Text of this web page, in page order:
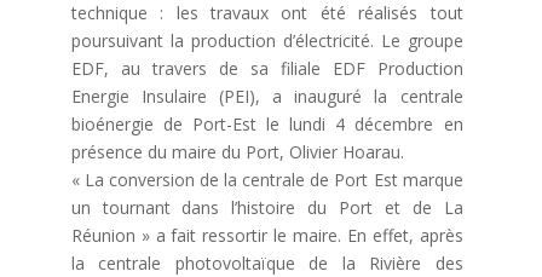
technique : les travaux ont été réalisés tout
poursuivant la production d’électricité. Le groupe
EDF, au travers de sa filiale EDF Production
Energie Insulaire (PEI), a inauguré la centrale
bioénergie de Port-Est le lundi 4 décembre en
présence du maire du Port, Olivier Hoarau.
« La conversion de la centrale de Port Est marque
un tournant dans l’histoire du Port et de La
Réunion » a fait ressortir le maire. En effet, après
la centrale photovoltaïque de la Rivière des